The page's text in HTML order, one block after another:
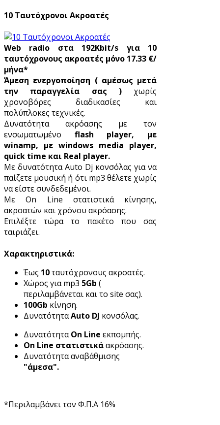
10 Ταυτόχρονοι Ακροατές
Web radio στα 192Kbit/s για 10
ταυτόχρονους ακροατές μόνο 17.33 €/
μήνα*
Άμεση ενεργοποίηση ( αμέσως μετά
την παραγγελία σας )χωρίς
χρονοβόρες διαδικασίες και
πολύπλοκες τεχνικές.
Δυνατότητα ακρόασης με τον
ενσωματωμένο flash player, με
winamp, με windows media player,
quick time και Real player.
Με δυνατότητα Auto Dj κονσόλας για να
παίζετε μουσική ή ότι mp3 θέλετε χωρίς
να είστε συνδεδεμένοι.
Με On Line στατιστικά κίνησης,
ακροατών και χρόνου ακρόασης.
Επιλέξτε τώρα το πακέτο που σας
ταιριάζει.
Χαρακτηριστικά:
Έως 10ταυτόχρονους ακροατές.
Χώρος για mp3 5Gb (
περιλαμβάνεται και το site σας).
100Gb κίνηση.
ΔυνατότηταAuto DJ κονσόλας.
ΔυνατότηταOn Line εκπομπής.
On Line στατιστικάακρόασης.
Δυνατότητα αναβάθμισης
"άμεσα".
*Περιλαμβάνει τον Φ.Π.Α 16%